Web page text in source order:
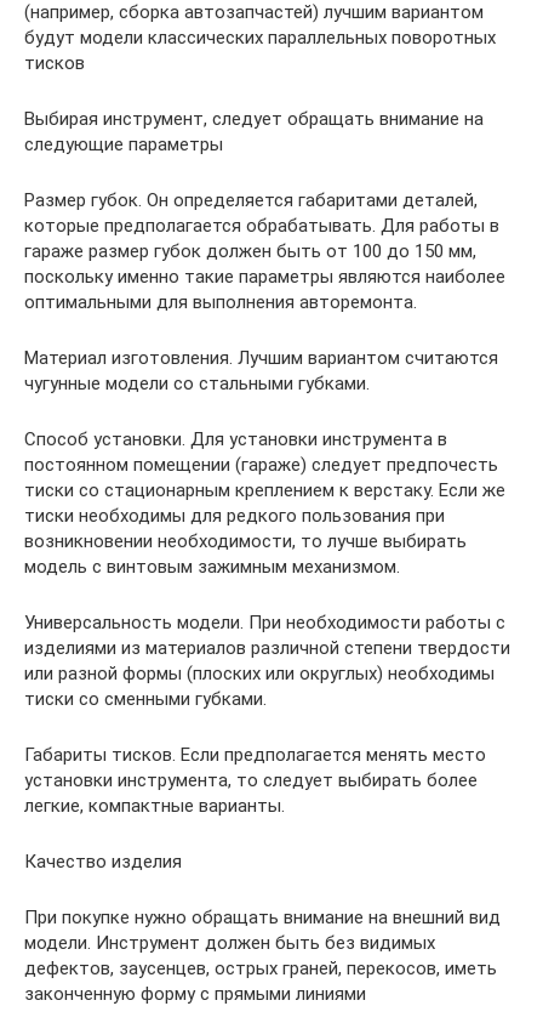
(например, сборка автозапчастей) лучшим вариантом
будут модели классических параллельных поворотных
тисков
Выбирая инструмент, следует обращать внимание на
следующие параметры
Размер губок. Он определяется габаритами деталей,
которые предполагается обрабатывать. Для работы в
гараже размер губок должен быть от 100 до 150 мм,
поскольку именно такие параметры являются наиболее
оптимальными для выполнения авторемонта.
Материал изготовления. Лучшим вариантом считаются
чугунные модели со стальными губками.
Способ установки. Для установки инструмента в
постоянном помещении (гараже) следует предпочесть
тиски со стационарным креплением к верстаку. Если же
тиски необходимы для редкого пользования при
возникновении необходимости, то лучше выбирать
модель с винтовым зажимным механизмом.
Универсальность модели. При необходимости работы с
изделиями из материалов различной степени твердости
или разной формы (плоских или округлых) необходимы
тиски со сменными губками.
Габариты тисков. Если предполагается менять место
установки инструмента, то следует выбирать более
легкие, компактные варианты.
Качество изделия
При покупке нужно обращать внимание на внешний вид
модели. Инструмент должен быть без видимых
дефектов, заусенцев, острых граней, перекосов, иметь
законченную форму с прямыми линиями